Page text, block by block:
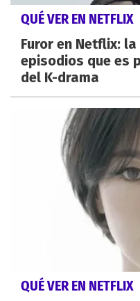
QUÉ VER EN NETFLIX
Furor en Netflix:
episodios que es
del K-drama
QUÉ VER EN NETFLIX